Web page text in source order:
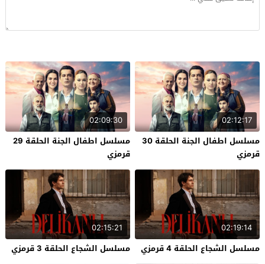
02:12:17
مسلسل اطفال الجنة الحلقة 30
قرمزي
02:09:30
مسلسل اطفال الجنة الحلقة 29
قرمزي
02:19:14
مسلسل الشجاع الحلقة 4 قرمزي
02:15:21
مسلسل الشجاع الحلقة 3 قرمزي